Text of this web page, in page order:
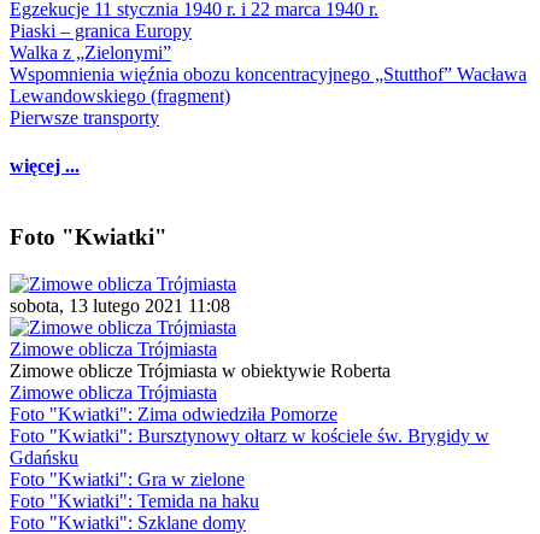
Egzekucje 11 stycznia 1940 r. i 22 marca 1940 r.
Piaski – granica Europy
Walka z „Zielonymi”
Wspomnienia więźnia obozu koncentracyjnego „Stutthof” Wacława
Lewandowskiego (fragment)
Pierwsze transporty
więcej ...
Foto "Kwiatki"
sobota, 13 lutego 2021 11:08
Zimowe oblicza Trójmiasta
Zimowe oblicze Trójmiasta w obiektywie Roberta
Zimowe oblicza Trójmiasta
Foto "Kwiatki": Zima odwiedziła Pomorze
Foto "Kwiatki": Bursztynowy ołtarz w kościele św. Brygidy w
Gdańsku
Foto "Kwiatki": Gra w zielone
Foto "Kwiatki": Temida na haku
Foto "Kwiatki": Szklane domy